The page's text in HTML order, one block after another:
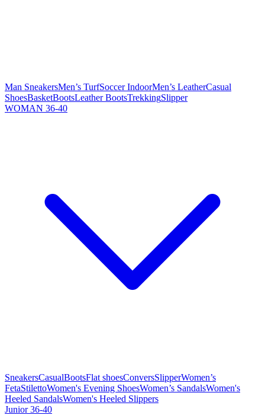
Man SneakersMen’s TurfSoccer IndoorMen’s LeatherCasual
ShoesBasketBootsLeather BootsTrekkingSlipper
WOMAN 36-40
SneakersCasualBootsFlat shoesConversSlipperWomen’s
FetaStilettoWomen's Evening ShoesWomen’s SandalsWomen's
Heeled SandalsWomen's Heeled Slippers
Junior 36-40